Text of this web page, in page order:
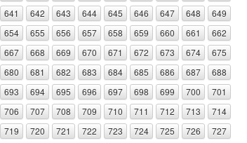
641 642 643 644 645 646 647 648
649
654 655 656 657 658 659 660 661
662
667 668 669 670 671 672 673 674
675
680 681 682 683 684 685 686 687
688
693 694 695 696 697 698 699 700
701
706 707 708 709 710 711 712 713
714
719 720 721 722 723 724 725 726 727